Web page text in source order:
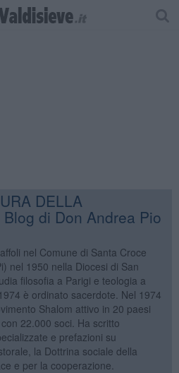
DELLA
di Don Andrea Pio
nel Comune di Santa Croce
nel 1950 nella Diocesi di San
filosofia a Parigi e teologia a
è ordinato sacerdote. Nel 1974
Shalom attivo in 20 paesi
22.000 soci. Ha scritto
e prefazioni su
la Dottrina sociale della
e per la cooperazione.